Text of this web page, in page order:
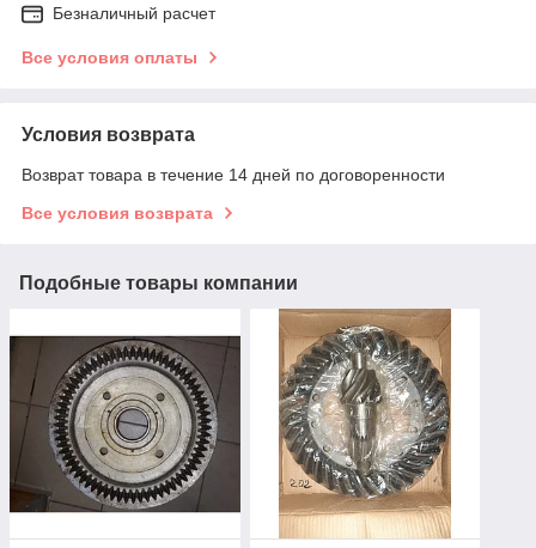
Безналичный расчет
Все условия оплаты
Условия возврата
Возврат товара в течение 14 дней по договоренности
Все условия возврата
Подобные товары компании